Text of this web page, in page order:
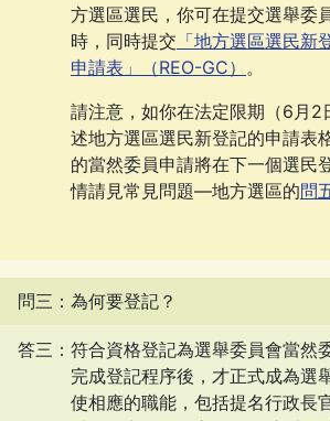
方選區選民，你可在提交選舉委
時，同時提交 「地方選區選民
申請表」（REO-GC） 。
請注意，如你在法定限期（6月2
述地方選區選民新登記的申請表
的當然委員申請將在下一個選民
情請見常見問題—地方選區的問
問三：為何要登記？
答三：符合資格登記為選舉委員會當然
完成登記程序後，才正式成為選
使相應的職能，包括提名行政長